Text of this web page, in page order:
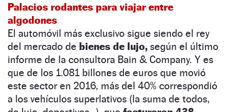
Palacios rodantes para viajar entre
algodones
El automóvil más exclusivo sigue siendo el rey
del mercado de bienes de lujo, según el último
informe de la consultora Bain & Company. Y es
que de los 1.081 billones de euros que movió
este sector en 2016, más del 40% correspondió
a los vehículos superlativos (la suma de todos,